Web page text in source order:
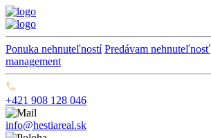
Ponuka nehnuteľností Predávam nehnuteľnosť
management
+421 908 128 046
info@hestiareal.sk